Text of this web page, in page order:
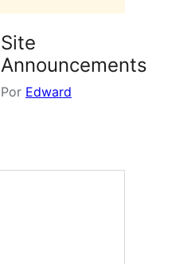
Site
Announcements
Por Edward